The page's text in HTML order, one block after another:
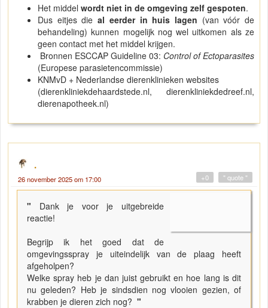
Het middel wordt niet in de omgeving zelf gespoten.
Dus eitjes dieal eerder in huis lagen (van vóór de
behandeling) kunnen mogelijk nog wel uitkomen als ze
geen contact met het middel krijgen.
Bronnen ESCCAP Guideline 03: Control of Ectoparasites
(Europese parasietencommissie)
KNMvD + Nederlandse dierenklinieken websites
(dierenkliniekdehaardstede.nl, dierenkliniekdedreef.nl,
dierenapotheek.nl)
.
26 november 2025 om 17:00 " quote "
+0
" Dank je voor je uitgebreide
reactie!
Begrijp ik het goed dat de
omgevingsspray je uiteindelijk van de plaag heeft
afgeholpen?
Welke spray heb je dan juist gebruikt en hoe lang is dit
nu geleden? Heb je sindsdien nog vlooien gezien, of
krabben je dieren zich nog? "